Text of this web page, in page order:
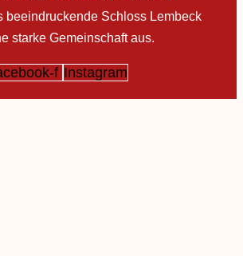
beeindruckende Schloss Lembeck
starke Gemeinschaft aus.
f Instagram